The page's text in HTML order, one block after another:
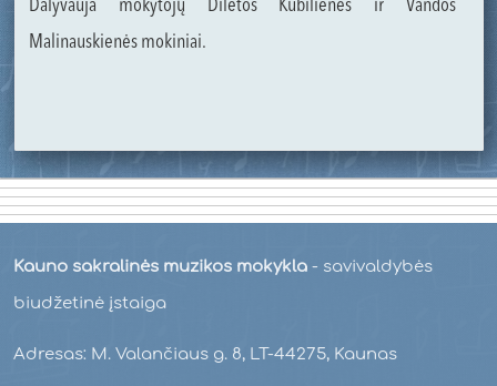
Dalyvauja mokytojų Diletos Kubilienės ir Vandos
Malinauskienės mokiniai.
Kauno sakralinės muzikos mokykla - savivaldybės
biudžetinė įstaiga
Adresas: M. Valančiaus g. 8, LT-44275, Kaunas